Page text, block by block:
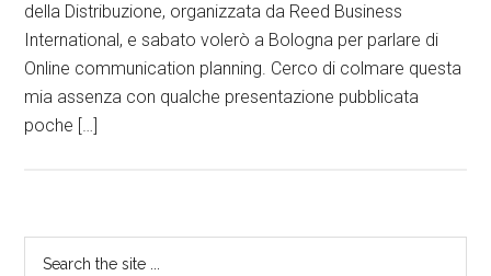
della Distribuzione, organizzata da Reed Business
International, e sabato volerò a Bologna per parlare di
Online communication planning. Cerco di colmare questa
mia assenza con qualche presentazione pubblicata
poche […]